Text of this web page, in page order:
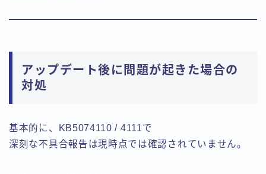
アップデート後に問題が起きた場合の
対処
基本的に、KB5074110 / 4111で
深刻な不具合報告は現時点では確認されていません。